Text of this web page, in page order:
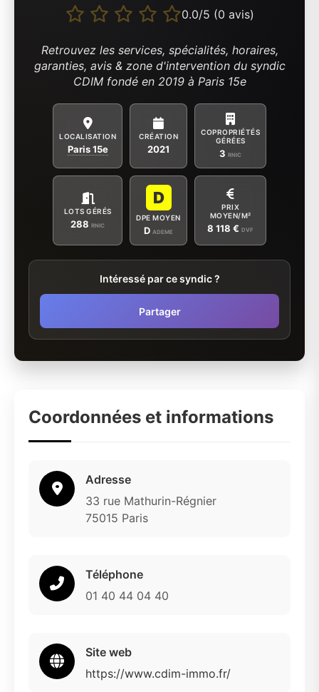
0.0/5 (0 avis)
Retrouvez les services, spécialités, horaires,
garanties, avis & zone d'intervention du syndic
CDIM fondé en 2019 à Paris 15e
LOCALISATION
Paris 15e
CRÉATION
2021
COPROPRIÉTÉS
GÉRÉES
3 RNIC
LOTS GÉRÉS
288 RNIC
D
DPE MOYEN
D ADEME
PRIX
MOYEN/M²
8 118 € DVF
Intéressé par ce syndic ?
Partager
Coordonnées et informations
Adresse
33 rue Mathurin-Régnier
75015 Paris
Téléphone
01 40 44 04 40
Site web
https://www.cdim-immo.fr/